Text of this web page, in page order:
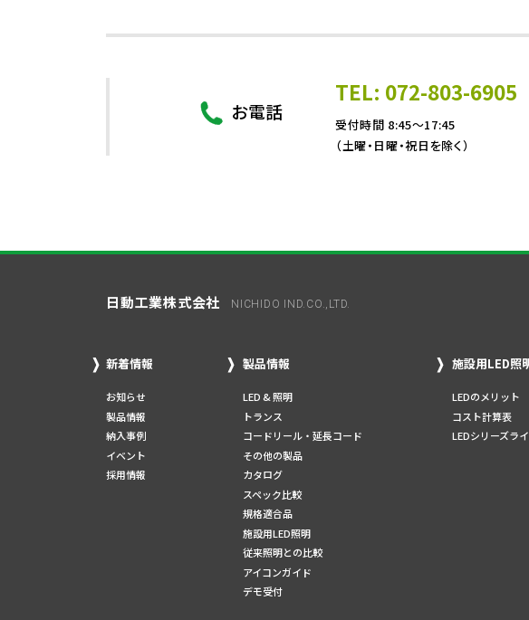
お電話
TEL: 072-803-6905
受付時間 8:45～17:45
（土曜・日曜・祝日を除く）
日動工業株式会社 NICHIDO IND.CO.,LTD.
新着情報
お知らせ
製品情報
納入事例
イベント
採用情報
製品情報
LED & 照明
トランス
コードリール・延長コード
その他の製品
カタログ
スペック比較
規格適合品
施設用LED照明
従来照明との比較
アイコンガイド
デモ受付
施設用LED照
LEDのメリット
コスト計算表
LEDシリーズラ